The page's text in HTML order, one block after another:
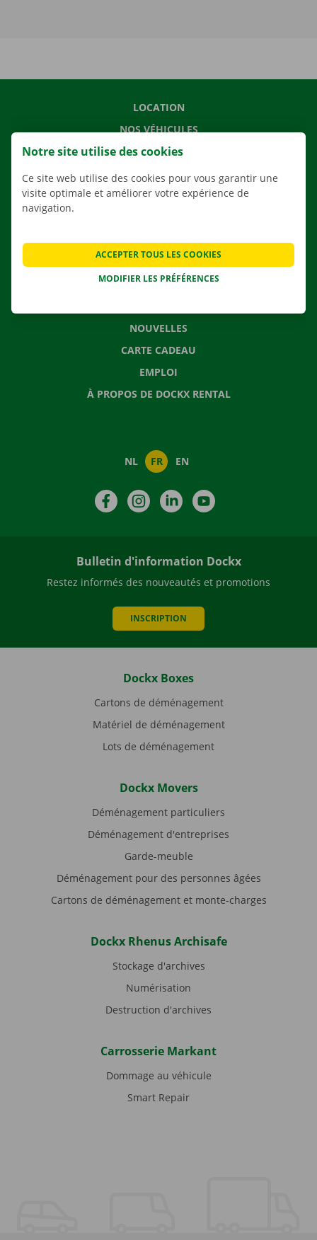
LOCATION
NOS VÉHICULES
NOS SERVICES
AGENCES
APPLI
CONTACTEZ NOUS
NOUVELLES
CARTE CADEAU
EMPLOI
À PROPOS DE DOCKX RENTAL
NL FR EN
FacebookInstagramLinkedIn
Bulletin d'information Dockx
Restez informés des nouveautés et promotions
INSCRIPTION
Dockx Boxes
Cartons de déménagement
Matériel de déménagement
Lots de déménagement
Dockx Movers
Déménagement particuliers
Déménagement d'entreprises
Garde-meuble
Déménagement pour des personnes âgées
Cartons de déménagement et monte-charges
Dockx Rhenus Archisafe
Stockage d'archives
Numérisation
Destruction d'archives
Carrosserie Markant
Dommage au véhicule
Smart Repair
Notre site utilise des cookies
Ce site web utilise des cookies pour vous garantir une
visite optimale et améliorer votre expérience de
navigation.
MODIFIER LES PRÉFÉRENCES
ACCEPTER TOUS LES COOKIES